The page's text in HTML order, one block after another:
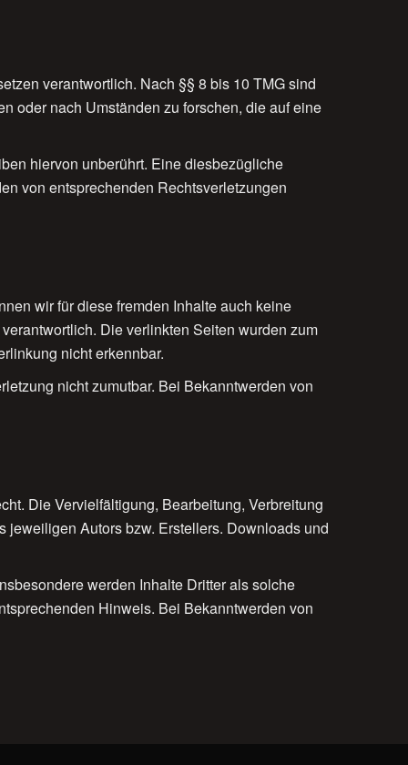
verantwortlich. Nach §§ 8 bis 10 TMG sind
oder nach Umständen zu forschen, die auf eine
hiervon unberührt. Eine diesbezügliche
von entsprechenden Rechtsverletzungen
wir für diese fremden Inhalte auch keine
Die verlinkten Seiten wurden zum
nicht erkennbar.
nicht zumutbar. Bei Bekanntwerden von
Die Vervielfältigung, Bearbeitung, Verbreitung
jeweiligen Autors bzw. Erstellers. Downloads und
werden Inhalte Dritter als solche
Hinweis. Bei Bekanntwerden von